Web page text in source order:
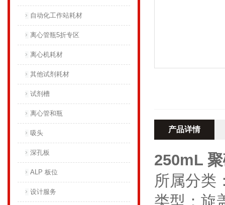
自动化工作站耗材
离心管瓶5折专区
离心机耗材
其他试剂耗材
试剂槽
离心管和瓶
吸头
深孔板
ALP 板位
设计服务
产品详情
250mL
所属分类
类型：旋